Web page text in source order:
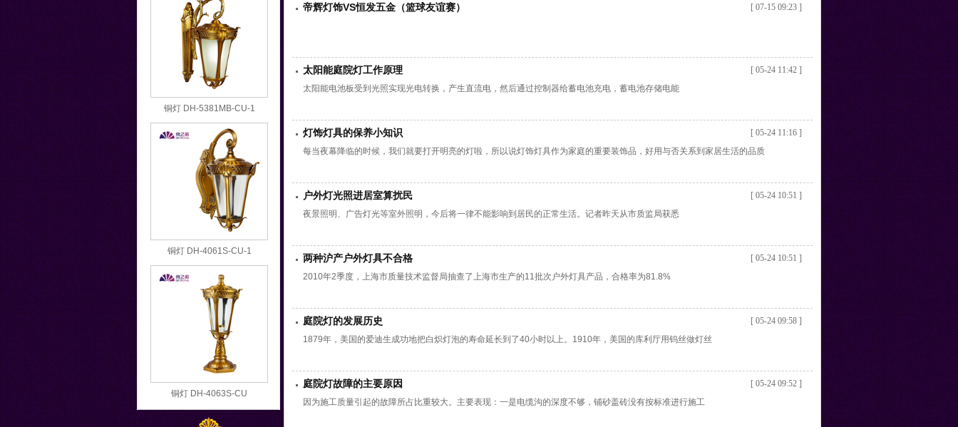
铜灯 DH-5381MB-CU-1
铜灯 DH-4061S-CU-1
铜灯 DH-4063S-CU
热点，大胆设想2015及未来的照明！
帝辉灯饰VS恒发五金（篮球友谊赛） [ 07-15 09:23 ]
太阳能庭院灯工作原理
[ 05-24 11:42 ]
太阳能电池板受到光照实现光电转换，产生直流电，然后通过控制器给蓄电池充电，蓄电池存储电能
灯饰灯具的保养小知识
[ 05-24 11:16 ]
每当夜幕降临的时候，我们就要打开明亮的灯啦，所以说灯饰灯具作为家庭的重要装饰品，好用与否关系到家居生活的品质
户外灯光照进居室算扰民
[ 05-24 10:51 ]
夜景照明、广告灯光等室外照明，今后将一律不能影响到居民的正常生活。记者昨天从市质监局获悉
两种沪产户外灯具不合格
[ 05-24 10:51 ]
2010年2季度，上海市质量技术监督局抽查了上海市生产的11批次户外灯具产品，合格率为81.8%
庭院灯的发展历史
[ 05-24 09:58 ]
1879年，美国的爱迪生成功地把白炽灯泡的寿命延长到了40小时以上。1910年，美国的库利厅用钨丝做灯丝
庭院灯故障的主要原因
[ 05-24 09:52 ]
因为施工质量引起的故障所占比重较大。主要表现：一是电缆沟的深度不够，铺砂盖砖没有按标准进行施工